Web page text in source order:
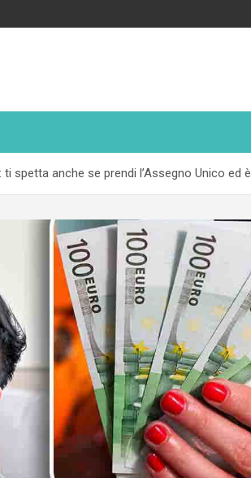
spetta anche se prendi l’Assegno Unico ed